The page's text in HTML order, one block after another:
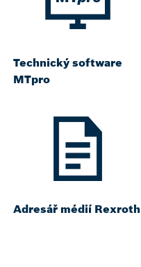
Technický software
MTpro
Adresář médií Rexroth